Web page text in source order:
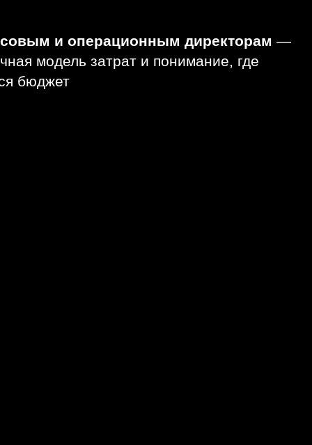
и операционным директорам —
модель затрат и понимание, где
бюджет